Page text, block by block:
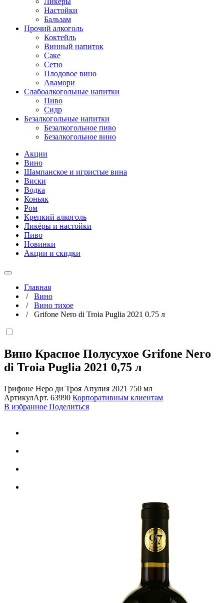
Настойки
Бальзам
Прочий алкоголь
Коктейль
Винный напиток
Саке
Сетю
Плодовое вино
Авамори
Слабоалкогольные напитки
Пиво
Сидр
Безалкогольные напитки
Безалкогольное пиво
Безалкогольное вино
Акции
Вино
Шампанское и игристые вина
Виски
Водка
Коньяк
Ром
Крепкий алкоголь
Ликёры и настойки
Пиво
Новинки
Акции и скидки
Главная
/ Вино
/ Вино тихое
/ Grifone Nero di Troia Puglia 2021 0.75 л
Вино Красное Полусухое Grifone Nero
di Troia Puglia 2021 0,75 л
Грифоне Неро ди Троя Апулия 2021 750 мл
АртикулАрт. 63990 Корпоративным клиентам
В избранное Поделиться